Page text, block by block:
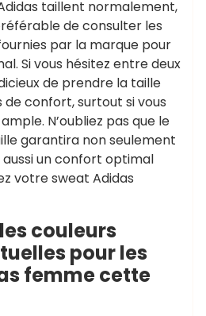
taillent normalement,
de consulter les
par la marque pour
Si vous hésitez entre deux
de prendre la taille
confort, surtout si vous
N’oubliez pas que le
garantira non seulement
un confort optimal
votre sweat Adidas
couleurs
pour les
femme cette